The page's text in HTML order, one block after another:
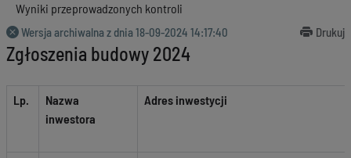
Wyniki przeprowadzonych kontroli
Wersja archiwalna z dnia 18-09-2024 14:17:40 Drukuj
Zgłoszenia budowy 2024
Lp.
Nazwa
inwestora
Adres inwestycji